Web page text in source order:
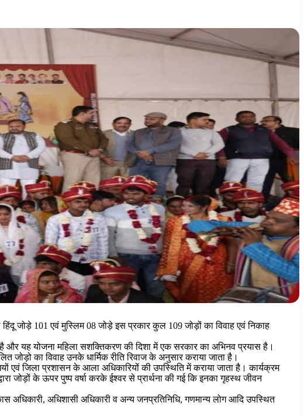
जोड़े 101 एवं मुस्लिम 08 जोड़े इस प्रकार कुल 109 जोड़ों का विवाह एवं निकाह
है और यह योजना महिला सशक्तिकरण की दिशा में एक सरकार का अभिनव प्रयास है।
का विवाह उनके धार्मिक रीति रिवाज के अनुसार कराया जाता है।
एवं जिला प्रशासन के आला अधिकारियों की उपस्थिति में कराया जाता है। कार्यक्रम
जोड़ों के ऊपर पुष्प वर्षा करके ईश्वर से प्रार्थना की गई कि इनका गृहस्थ जीवन
अधिकारी, अधिशासी अधिकारी व अन्य जनप्रतिनिधि, गणमान्य लोग आदि उपस्थित